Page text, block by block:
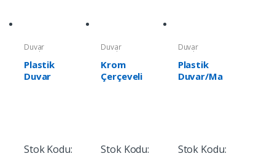
Duvar
Saatleri
Plastik
Duvar
Stok Kodu:
Duvar
Saatleri
Krom
Çerçeveli
Stok Kodu:
Duvar
Saatleri
Plastik
Duvar/Ma
Stok Kodu: